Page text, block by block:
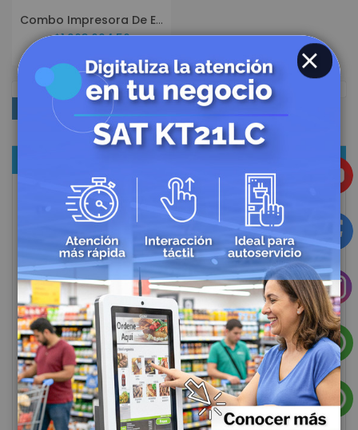
Combo Impresora De Etiquetas SAT TT448-2 USE + Autocortador + Soporte Externo
$1.263.094,56
COMPRAR POR
CLOSE